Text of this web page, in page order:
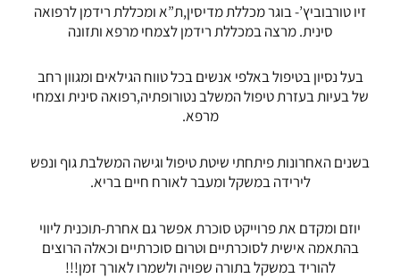
זיו טורבוביץ’- בוגר מכללת מדיסין,ת”א ומכללת רידמן לרפואה
סינית. מרצה במכללת רידמן לצמחי מרפא ותזונה
בעל נסיון בטיפול באלפי אנשים בכל טווח הגילאים ומגוון רחב
של בעיות בעזרת טיפול המשלב נטורופתיה,רפואה סינית וצמחי
מרפא.
בשנים האחרונות פיתחתי שיטת טיפול וגישה המשלבת גוף ונפש
לירידה במשקל ומעבר לאורח חיים בריא.
יוזם ומקדם את פרוייקט סוכרת אפשר גם אחרת-תוכנית ליווי
בהתאמה אישית לסוכרתיים וטרום סוכרתיים וכאלה הרוצים
להוריד במשקל בתורה שפויה ולשמרו לאורך זמן!!!